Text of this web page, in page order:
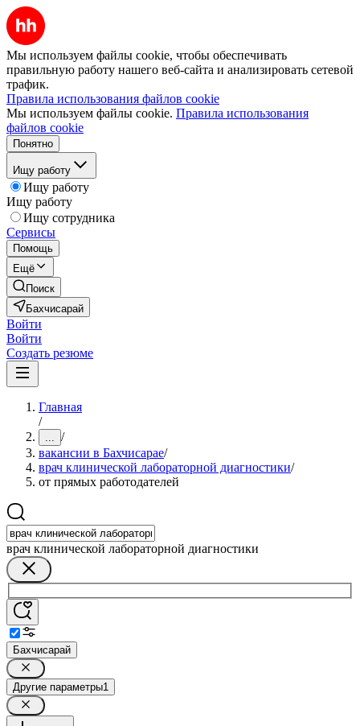
Мы используем файлы cookie, чтобы обеспечивать
правильную работу нашего веб-сайта и анализировать сетевой
трафик.
Правила использования файлов cookie
Мы используем файлы cookie. Правила использования
файлов cookie
Понятно
Ищу работу
Ищу работу
Ищу работу
Ищу сотрудника
Сервисы
Помощь
Ещё
Поиск
Бахчисарай
Войти
Войти
Создать резюме
Главная
/
... /
вакансии в Бахчисарае/
врач клинической лабораторной диагностики/
от прямых работодателей
врач клинической лабораторной диагностики
Бахчисарай
Другие параметры1